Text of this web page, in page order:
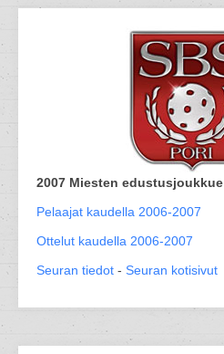
2007 Miesten edustusjoukkue
Pelaajat kaudella 2006-2007
Ottelut kaudella 2006-2007
Seuran tiedot - Seuran kotisivut